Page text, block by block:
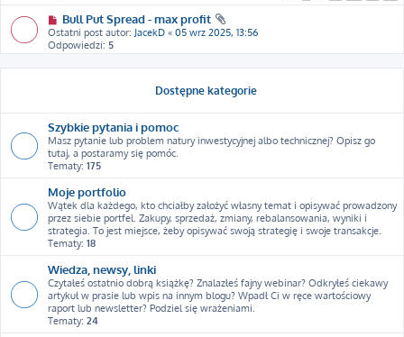
Bull Put Spread - max profit
Ostatni post autor: JacekD « 05 wrz 2025, 13:56
Odpowiedzi: 5
Dostępne kategorie
Szybkie pytania i pomoc
Masz pytanie lub problem natury inwestycyjnej albo technicznej? Opisz go
tutaj, a postaramy się pomóc.
Tematy: 175
Moje portfolio
Wątek dla każdego, kto chciałby założyć własny temat i opisywać prowadzony
przez siebie portfel. Zakupy, sprzedaż, zmiany, rebalansowania, wyniki i
strategia. To jest miejsce, żeby opisywać swoją strategię i swoje transakcje.
Tematy: 18
Wiedza, newsy, linki
Czytałeś ostatnio dobrą książkę? Znalazłeś fajny webinar? Odkryłeś ciekawy
artykuł w prasie lub wpis na innym blogu? Wpadł Ci w ręce wartościowy
raport lub newsletter? Podziel się wrażeniami.
Tematy: 24